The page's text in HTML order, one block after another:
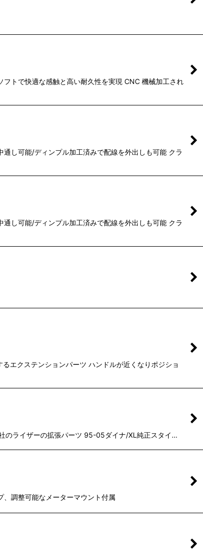
トで快適な感触と高い耐久性を実現 CNC 機械加工され
し可能/ディンプル加工済みで配線を外出しも可能 クラ
し可能/ディンプル加工済みで配線を外出しも可能 クラ
エクステンションパーツ ハンドルが近くなりポジショ
のライザーの拡張パーツ 95-05ダイナ/XL純正スタイ…
調整可能なメーターマウント付属